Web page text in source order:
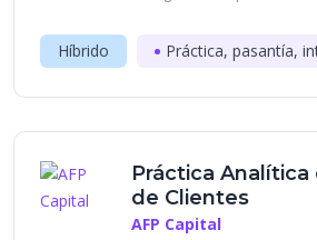
Híbrido Práctica, pasantía,
Práctica
de Clientes
AFP Capital